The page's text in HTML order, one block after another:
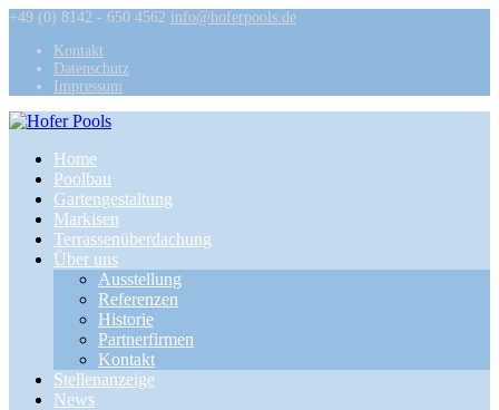
+49 (0) 8142 - 650 4562 info@hoferpools.de
Kontakt
Datenschutz
Impressum
Home
Poolbau
Gartengestaltung
Markisen
Terrassenüberdachung
Über uns
Ausstellung
Referenzen
Historie
Partnerfirmen
Kontakt
Stellenanzeige
News